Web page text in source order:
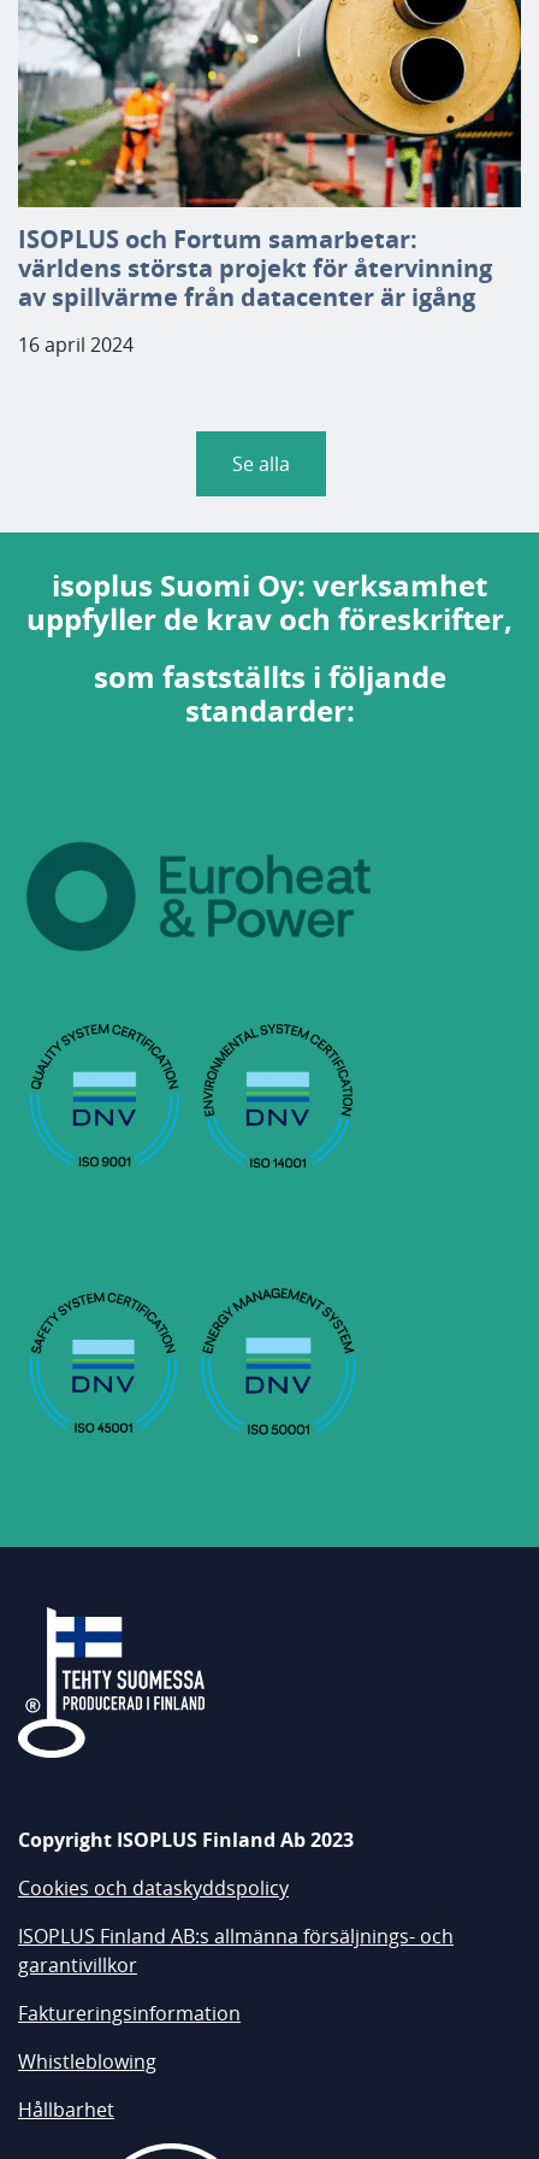
ISOPLUS och Fortum samarbetar:
världens största projekt för återvinning
av spillvärme från datacenter är igång
16 april 2024
Se alla
isoplus Suomi Oy: verksamhet
uppfyller de krav och föreskrifter,
som fastställts i följande
standarder:
Copyright ISOPLUS Finland Ab 2023
Cookies och dataskyddspolicy
ISOPLUS Finland AB:s allmänna försäljnings- och
garantivillkor
Faktureringsinformation
Whistleblowing
Hållbarhet